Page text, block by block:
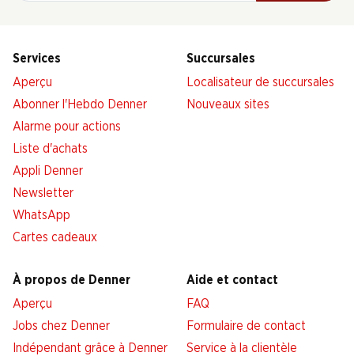
Services
Aperçu
Abonner l'Hebdo Denner
Alarme pour actions
Liste d'achats
Appli Denner
Newsletter
WhatsApp
Cartes cadeaux
Succursales
Localisateur de succursales
Nouveaux sites
À propos de Denner
Aperçu
Jobs chez Denner
Indépendant grâce à Denner
Aide et contact
FAQ
Formulaire de contact
Service à la clientèle